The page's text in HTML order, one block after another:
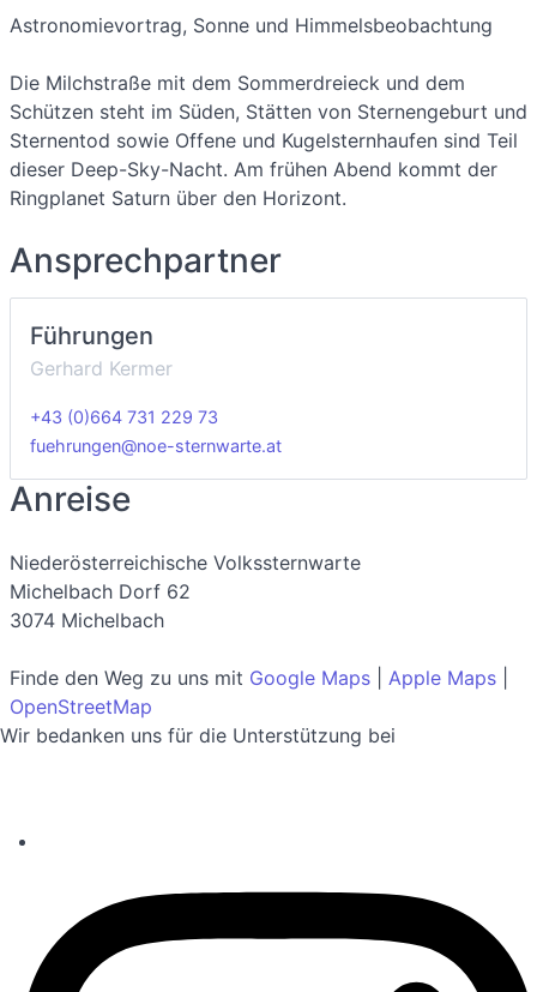
Astronomievortrag, Sonne und Himmelsbeobachtung
Die Milchstraße mit dem Sommerdreieck und dem
Schützen steht im Süden, Stätten von Sternengeburt und
Sternentod sowie Offene und Kugelsternhaufen sind Teil
dieser Deep-Sky-Nacht. Am frühen Abend kommt der
Ringplanet Saturn über den Horizont.
Ansprechpartner
Führungen
Gerhard Kermer
+43 (0)664 731 229 73
fuehrungen@noe-sternwarte.at
Anreise
Niederösterreichische Volkssternwarte
Michelbach Dorf 62
3074 Michelbach
Finde den Weg zu uns mit Google Maps Apple Maps
OpenStreetMap
Wir bedanken uns für die Unterstützung bei